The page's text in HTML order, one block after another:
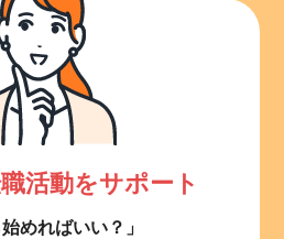
活動をサポート
始めればいい？」